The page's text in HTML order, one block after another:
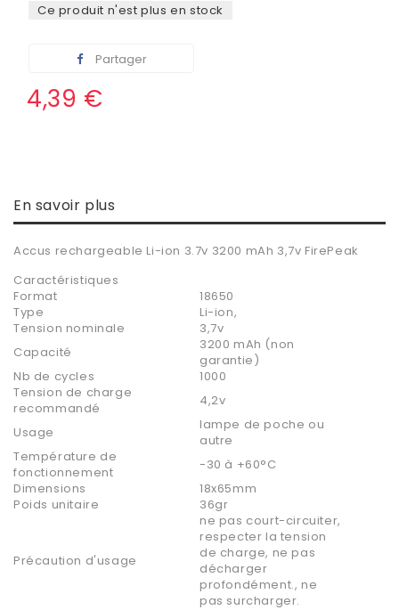
Ce produit n'est plus en stock
Partager
4,39 €
En savoir plus
Accus rechargeable Li-ion 3.7v 3200 mAh 3,7v FirePeak
Caractéristiques
Format
18650
Type
Li-ion,
Tension nominale
3,7v
Capacité
3200 mAh (non
garantie)
Nb de cycles
1000
Tension de charge
recommandé
4,2v
Usage
lampe de poche ou
autre
Température de
fonctionnement
-30 à +60°C
Dimensions
18x65mm
Poids unitaire
36gr
Précaution d'usage
ne pas court-circuiter,
respecter la tension
de charge, ne pas
décharger
profondément., ne
pas surcharger.